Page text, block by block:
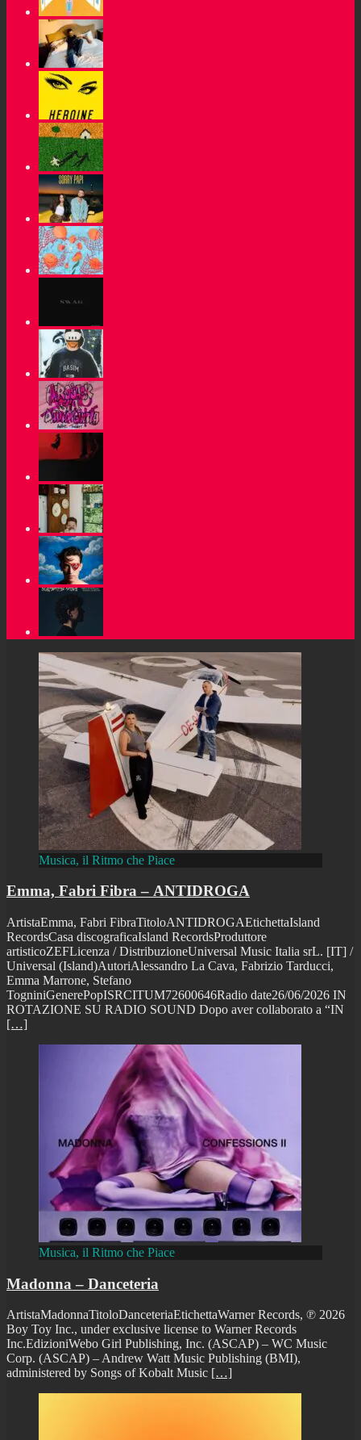
Musica, il Ritmo che Piace
Emma, Fabri Fibra – ANTIDROGA
ArtistaEmma, Fabri FibraTitoloANTIDROGAEtichettaIsland
RecordsCasa discograficaIsland RecordsProduttore
artisticoZEFLicenza / DistribuzioneUniversal Music Italia srL. [IT] /
Universal (Island)AutoriAlessandro La Cava, Fabrizio Tarducci,
Emma Marrone, Stefano
TogniniGenerePopISRCITUM72600646Radio date26/06/2026 IN
ROTAZIONE SU RADIO SOUND Dopo aver collaborato a “IN
[…]
Musica, il Ritmo che Piace
Madonna – Danceteria
ArtistaMadonnaTitoloDanceteriaEtichettaWarner Records, ℗ 2026
Boy Toy Inc., under exclusive license to Warner Records
Inc.EdizioniWebo Girl Publishing, Inc. (ASCAP) – WC Music
Corp. (ASCAP) – Andrew Watt Music Publishing (BMI),
administered by Songs of Kobalt Music […]